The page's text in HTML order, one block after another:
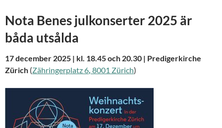
Nota Benes julkonserter 2025 är
båda utsålda
17 december 2025 | kl. 18.45 och 20.30 | Predigerkirche
Zürich (Zähringerplatz 6, 8001 Zürich)